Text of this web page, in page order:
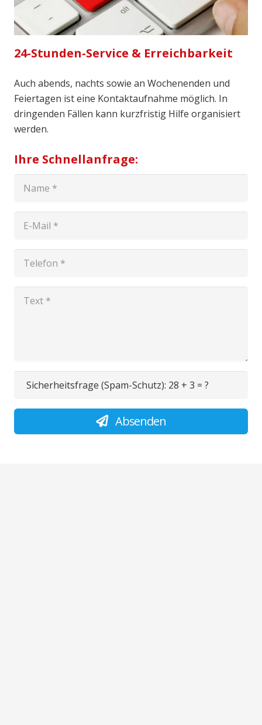
24-Stunden-Service & Erreichbarkeit
Auch abends, nachts sowie an Wochenenden und
Feiertagen ist eine Kontaktaufnahme möglich. In
dringenden Fällen kann kurzfristig Hilfe organisiert
werden.
Ihre Schnellanfrage:
Sicherheitsfrage (Spam-Schutz): 28 + 3 = ?
Absenden